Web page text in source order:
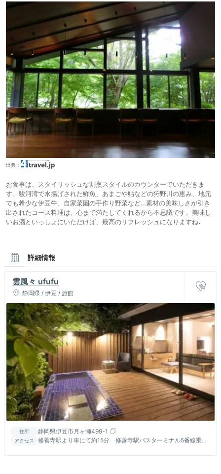
出典：
お食事は、スタイリッシュな割烹スタイルのカウンターでいただきま
す。駿河湾で水揚げされた鮮魚、あまごや鮎などの狩野川の恵み、地元
でも希少な伊豆牛、自家菜園の手作り野菜など…素材の美味しさが引き
出されたコース料理は、心まで満たしてくれるから不思議です。美味し
いお酒といっしょにいただけば、最高のリフレッシュになりますね♩
詳細情報
雲風々 ufufu
静岡県 / 伊豆 / 旅館
住所 静岡県伊豆市月ヶ瀬499-1
アクセス
修善寺駅より車にて約15分 修善寺駅バスターミナル5番線乗場